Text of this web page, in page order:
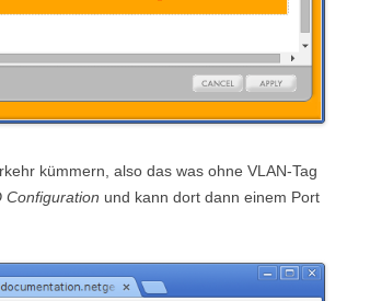
kümmern, also das was ohne VLAN-Tag
Configuration und kann dort dann einem Port